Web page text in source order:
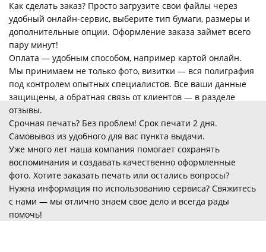
Как сделать заказ? Просто загрузите свои файлы через
удобный онлайн-сервис, выберите тип бумаги, размеры и
дополнительные опции. Оформление заказа займет всего
пару минут!
Оплата — удобным способом, например картой онлайн.
Мы принимаем не только фото, визитки — вся полиграфия
под контролем опытных специалистов. Все ваши данные
защищены, а обратная связь от клиентов — в разделе
отзывы.
Срочная печать? Без проблем! Срок печати 2 дня.
Самовывоз из удобного для вас пункта выдачи.
Уже много лет наша компания помогает сохранять
воспоминания и создавать качественно оформленные
фото. Хотите заказать печать или остались вопросы?
Нужна информация по использованию сервиса? Свяжитесь
с нами — мы отлично знаем свое дело и всегда рады
помочь!